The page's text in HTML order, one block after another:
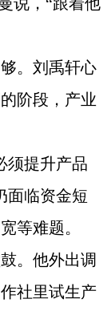
。刘禹轩心
阶段，产业
须提升产品
面临资金短
等难题。
。他外出调
社里试生产